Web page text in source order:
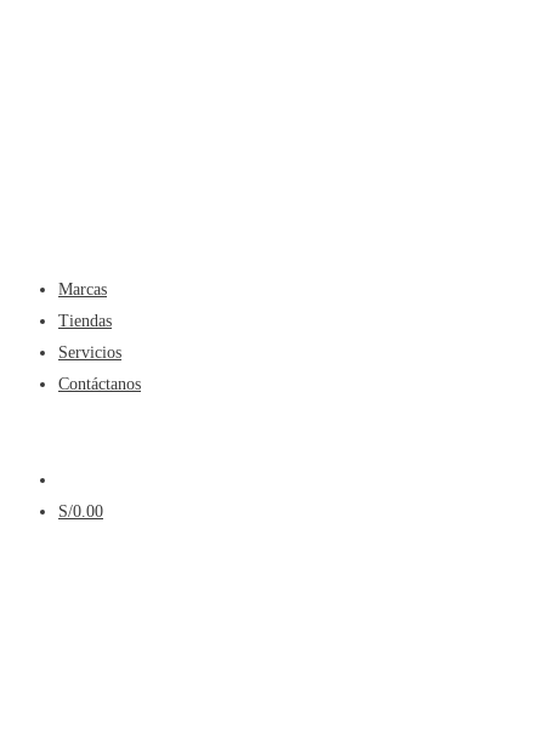
Menú
Marcas
Tiendas
Servicios
Contáctanos
Menú
S/0.00